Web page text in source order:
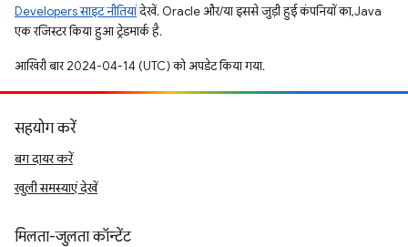
Developers साइट नीतियांदेखें. Oracle और/या इससे जुड़ी हुई कंपनियों का, Java
एक रजिस्टर किया हुआ ट्रेडमार्क है.
आखिरी बार 2024-04-14 (UTC) को अपडेट किया गया.
सहयोग करें
बग दायर करें
खुली समस्याएं देखें
मिलता-जुलता कॉन्टेंट